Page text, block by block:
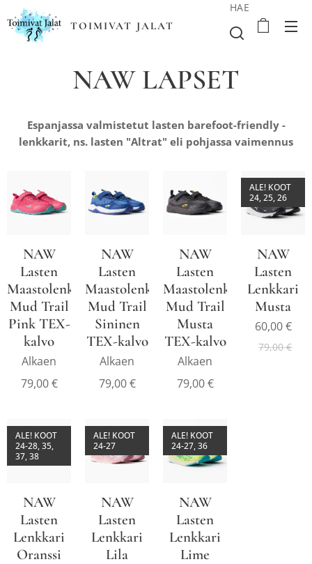
TOIMIVAT JALAT
HAE
NAW LAPSET
Espanjassa valmistetut lasten barefoot-friendly -
lenkkarit, ns. lasten "Altrat" eli pohjassa vaimennus
NAW
Lasten
Maastolenkkari
Mud Trail
Pink TEX-
kalvo
Alkaen
79,00€
NAW
Lasten
Maastolenkkari
Mud Trail
Sininen
TEX-kalvo
Alkaen
79,00€
NAW
Lasten
Maastolenkkari
Mud Trail
Musta
TEX-kalvo
Alkaen
79,00€
NAW
Lasten
Lenkkari
Musta
ALE! KOOT
24, 25, 26
60,00€
79,00€
NAW
Lasten
Lenkkari
Oranssi
ALE! KOOT
24-28, 35,
37, 38
NAW
Lasten
Lenkkari
Lila
ALE! KOOT
24-27
NAW
Lasten
Lenkkari
Lime
ALE! KOOT
24-27, 36